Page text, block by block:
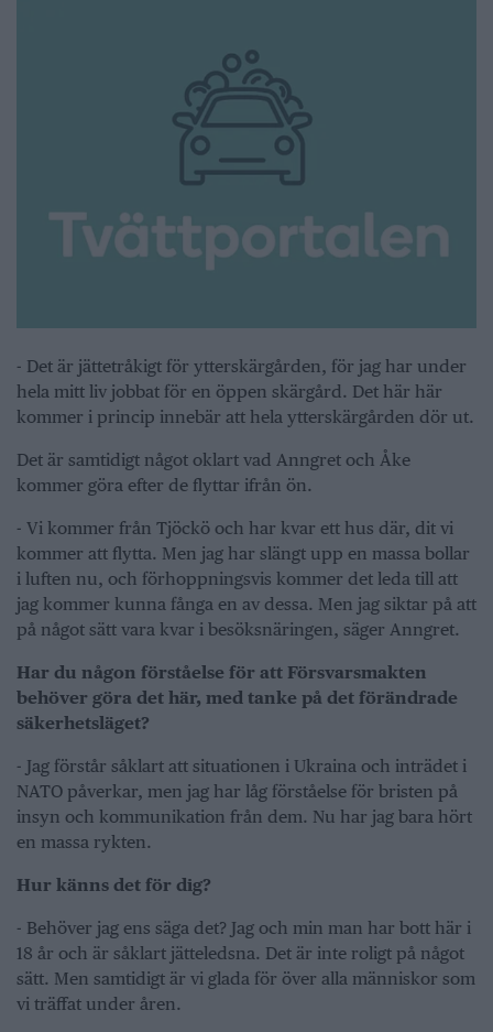
- Det är jättetråkigt för ytterskärgården, för jag har under
hela mitt liv jobbat för en öppen skärgård. Det här här
kommer i princip innebär att hela ytterskärgården dör ut.
Det är samtidigt något oklart vad Anngret och Åke
kommer göra efter de flyttar ifrån ön.
- Vi kommer från Tjöckö och har kvar ett hus där, dit vi
kommer att flytta. Men jag har slängt upp en massa bollar
i luften nu, och förhoppningsvis kommer det leda till att
jag kommer kunna fånga en av dessa. Men jag siktar på att
på något sätt vara kvar i besöksnäringen, säger Anngret.
Har du någon förståelse för att Försvarsmakten
behöver göra det här, med tanke på det förändrade
säkerhetsläget?
- Jag förstår såklart att situationen i Ukraina och inträdet i
NATO påverkar, men jag har låg förståelse för bristen på
insyn och kommunikation från dem. Nu har jag bara hört
en massa rykten.
Hur känns det för dig?
- Behöver jag ens säga det? Jag och min man har bott här i
18 år och är såklart jätteledsna. Det är inte roligt på något
sätt. Men samtidigt är vi glada för över alla människor som
vi träffat under åren.